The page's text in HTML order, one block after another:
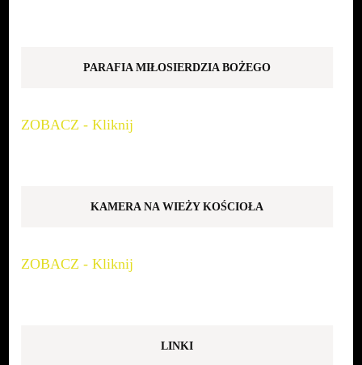
PARAFIA MIŁOSIERDZIA BOŻEGO
ZOBACZ - Kliknij
KAMERA NA WIEŻY KOŚCIOŁA
ZOBACZ - Kliknij
LINKI